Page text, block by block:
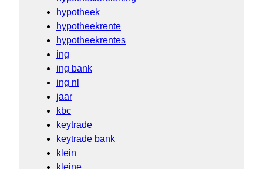
hypotheek
hypotheekrente
hypotheekrentes
ing
ing bank
ing nl
jaar
kbc
keytrade
keytrade bank
klein
kleine